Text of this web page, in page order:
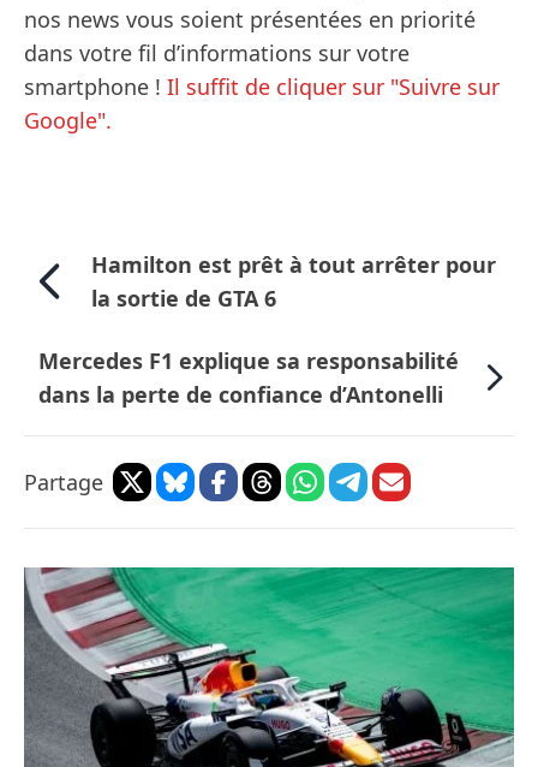
nos news vous soient présentées en priorité
dans votre fil d’informations sur votre
smartphone ! Il suffit de cliquer sur "Suivre sur
Google".
Hamilton est prêt à tout arrêter pour
la sortie de GTA 6
Mercedes F1 explique sa responsabilité
dans la perte de confiance d’Antonelli
Partage